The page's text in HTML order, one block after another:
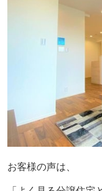
お客様の声は、